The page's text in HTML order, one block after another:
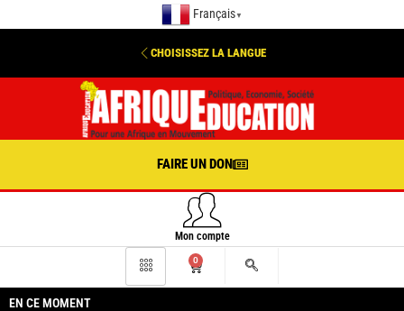
Français ▼
CHOISISSEZ LA LANGUE
FAIRE UN DON
Mon compte
0
EN CE MOMENT